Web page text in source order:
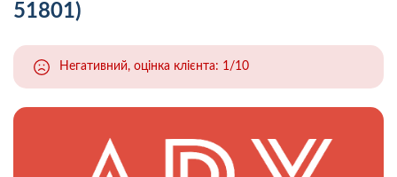
51801)
Негативний, оцінка клієнта: 1/10